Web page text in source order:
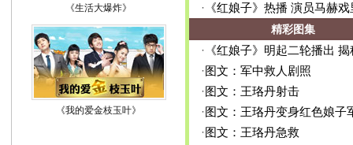
《生活大爆炸》
《我的爱金枝玉叶》
· 《红娘子》热播 演员马赫
精彩图集
· 《红娘子》明起二轮播出
·图文：军中救人剧照
·图文：王珞丹射击
·图文：王珞丹变身红色娘子
·图文：王珞丹急救